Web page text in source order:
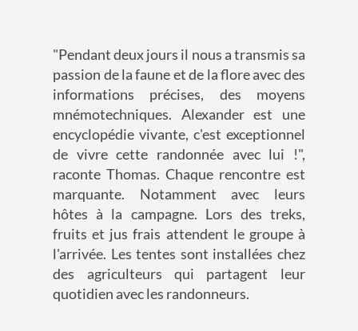
"Pendant deux jours il nous a transmis sa
passion de la faune et de la flore avec des
informations précises, des moyens
mnémotechniques. Alexander est une
encyclopédie vivante, c'est exceptionnel
de vivre cette randonnée avec lui !",
raconte Thomas. Chaque rencontre est
marquante. Notamment avec leurs
hôtes à la campagne. Lors des treks,
fruits et jus frais attendent le groupe à
l'arrivée. Les tentes sont installées chez
des agriculteurs qui partagent leur
quotidien avec les randonneurs.